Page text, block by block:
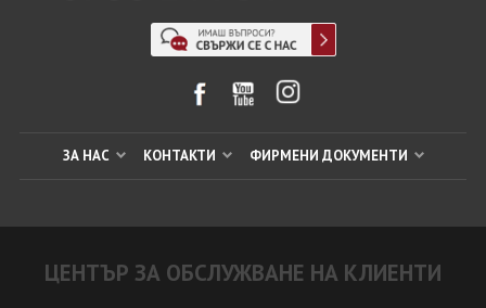
ЗА НАС КОНТАКТИ ФИРМЕНИ ДОКУМЕНТИ
ЦЕНТЪР ЗА ОБСЛУЖВАНЕ НА КЛИЕНТИ